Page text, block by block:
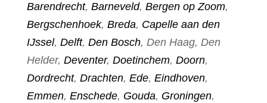
Barendrecht, Barneveld, Bergen op Zoom,
Bergschenhoek, Breda, Capelle aan den
IJssel, Delft, Den Bosch, Den Haag, Den
Helder, Deventer, Doetinchem, Doorn,
Dordrecht, Drachten, Ede, Eindhoven,
Emmen, Enschede, Gouda, Groningen,